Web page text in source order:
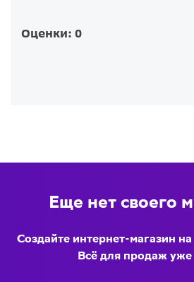
Оценки: 0
Еще нет своего
Создайте интернет-магазин
Всё для продаж уже